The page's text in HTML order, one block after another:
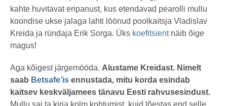
t
g
o
kahte huvitavat eripanust, kus etendavad pearolli mullu
koondise ukse jalaga lahti löönud poolkaitsja Vladislav
Kreida ja ründaja Erik Sorga. Üks koefitsient näib õige
magus!
Aga kõigest järgemööda. Alustame Kreidast. Nimelt
saab Betsafe’is ennustada, mitu korda esindab
kaitsev keskväljamees tänavu Eesti rahvusesindust.
Mullu sai ta kirja kolm kohtumist, kuid tõestas end selle